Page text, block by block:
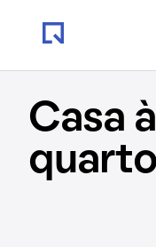
Casa